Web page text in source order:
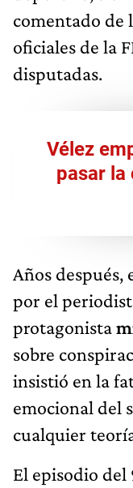
comentado de
oficiales de la
disputadas.
Vélez
pasar la
Años después,
por el
protagonista
sobre
insistió en la
emocional del
cualquier
El episodio del